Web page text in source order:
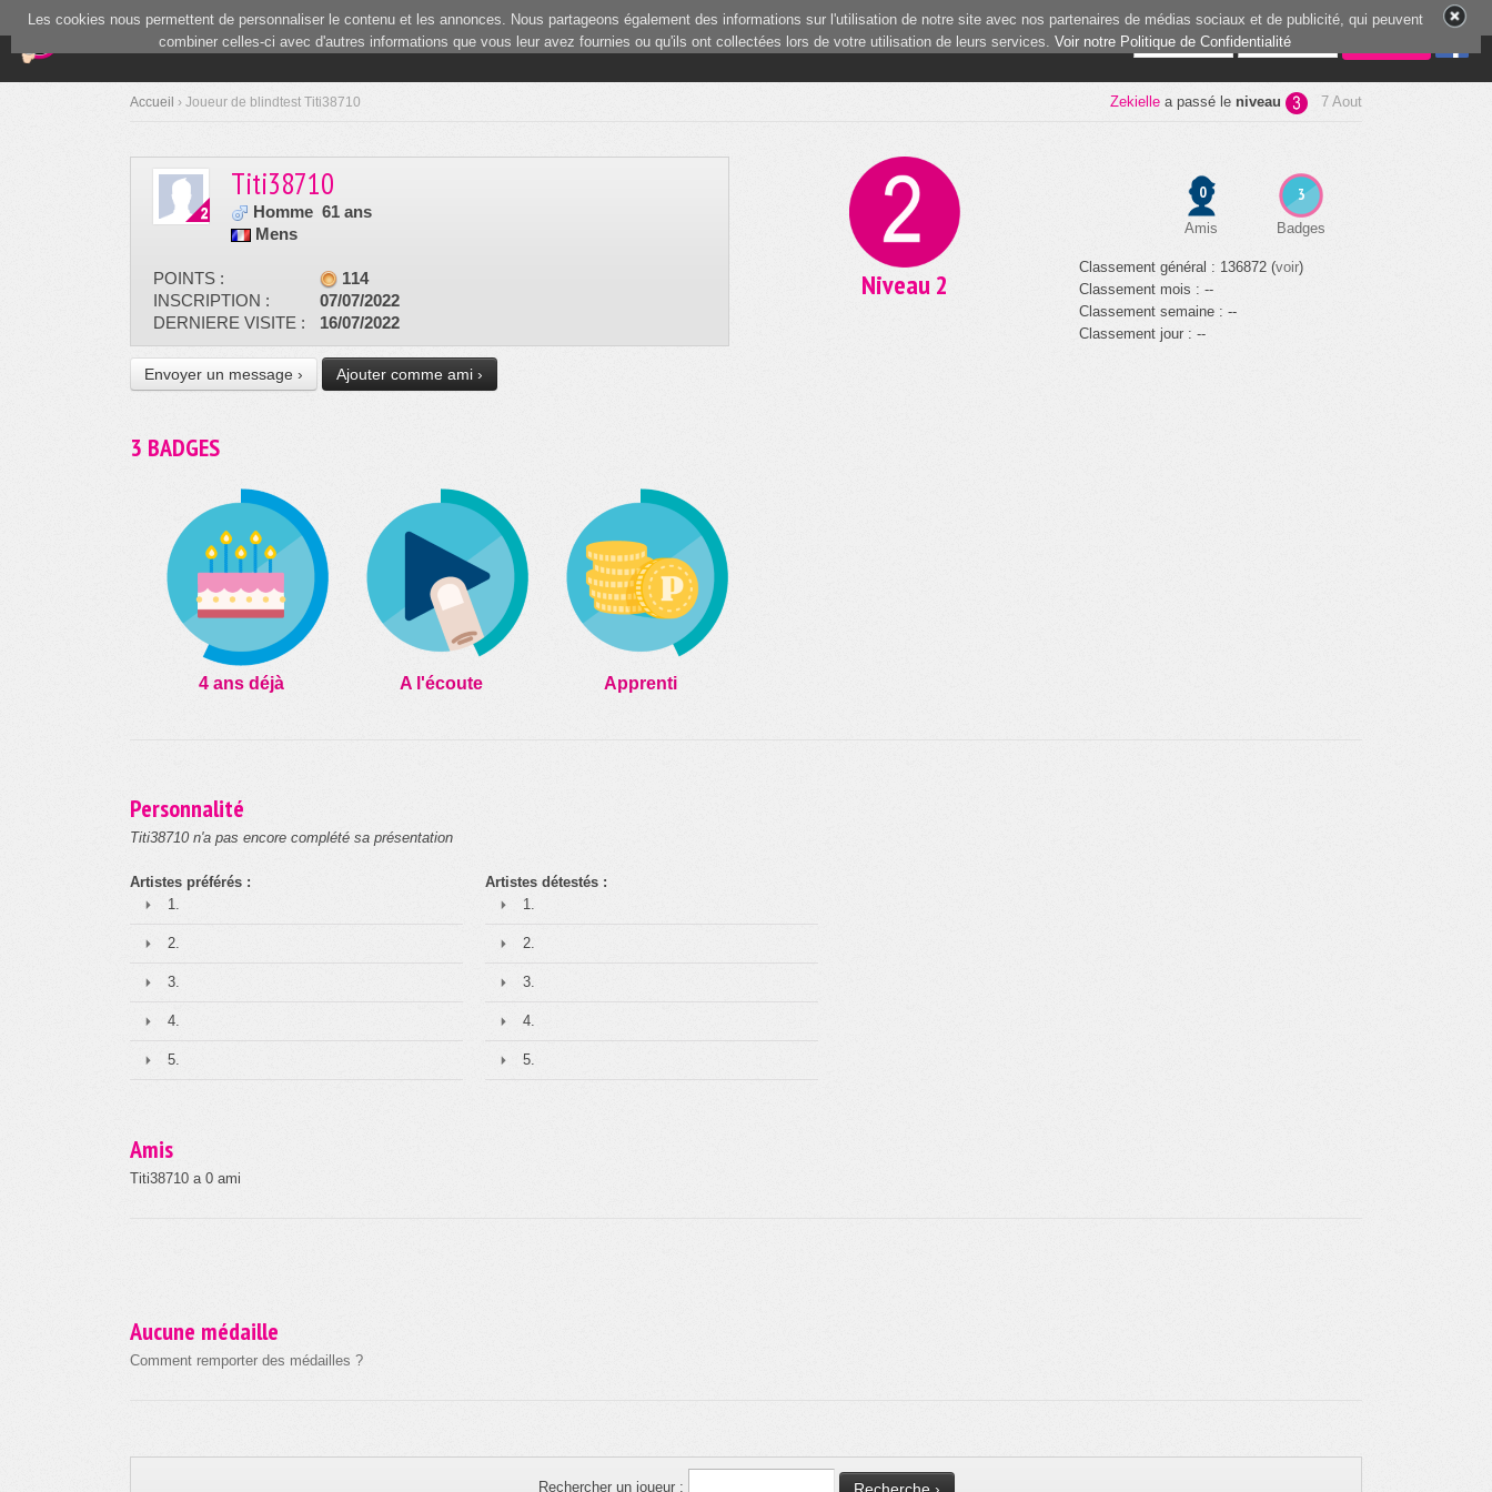
Blind Test(current)
Communauté 5 joueurs en ligne
Zekielle a passé le niveau 7 Aout
Accueil › Joueur de blindtest Titi38710
Titi38710
Homme 61 ans
Mens
POINTS :
114
INSCRIPTION :
07/07/2022
DERNIERE VISITE :
16/07/2022
Envoyer un message › Ajouter comme ami ›
Niveau 2
3
Badges
0
Amis
Classement général : 136872 (voir)
Classement mois : --
Classement semaine : --
Classement jour : --
3 BADGES
4 ans déjà A l'écoute Apprenti
Personnalité
Titi38710 n'a pas encore complété sa présentation
Artistes préférés :
1.
2.
3.
4.
5.
Artistes détestés :
1.
2.
3.
4.
5.
Amis
Titi38710 a 0 ami
Aucune médaille
Comment remporter des médailles ?
Rechercher un joueur :
Les cookies nous permettent de personnaliser le contenu et les annonces. Nous partageons également des informations sur l'utilisation de notre site avec nos partenaires de médias sociaux et de publicité, qui peuvent
combiner celles-ci avec d'autres informations que vous leur avez fournies ou qu'ils ont collectées lors de votre utilisation de leurs services. Voir notre Politique de Confidentialité